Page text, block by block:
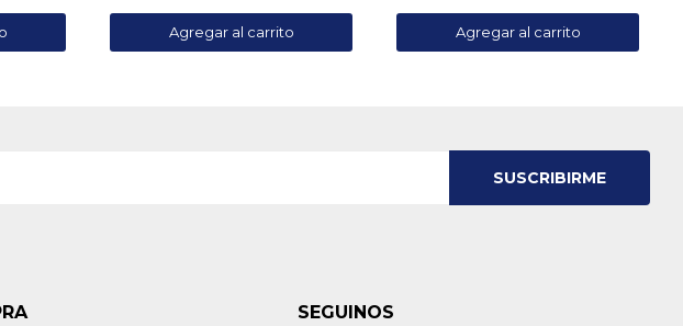
SUSCRIBIRME
SEGUINOS